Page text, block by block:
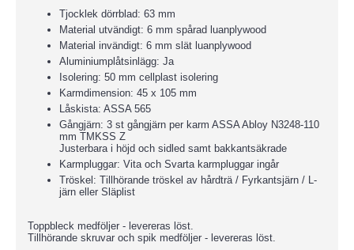
Tjocklek dörrblad: 63 mm
Material utvändigt: 6 mm spårad luanplywood
Material invändigt: 6 mm slät luanplywood
Aluminiumplåtsinlägg: Ja
Isolering: 50 mm cellplast isolering
Karmdimension: 45 x 105 mm
Låskista: ASSA 565
Gångjärn: 3 st gångjärn per karm ASSA Abloy N3248-110
mm TMKSS Z
Justerbara i höjd och sidled samt bakkantsäkrade
Karmpluggar: Vita och Svarta karmpluggar ingår
Tröskel: Tillhörande tröskel av hårdträ / Fyrkantsjärn / L-
järn eller Släplist
Toppbleck medföljer - levereras löst.
Tillhörande skruvar och spik medföljer - levereras löst.